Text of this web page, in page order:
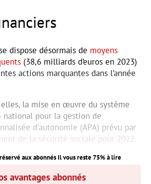
dispose désormais de moyens
(38,6 milliards d’euros en 2023)
actions marquantes dans l’année
elles, la mise en œuvre du système
national pour la gestion de
d'autonomie (APA) prévu par
de la sécurité sociale pour 2022.
aux abonnés Il vous reste75% à lire
avantages abonnés